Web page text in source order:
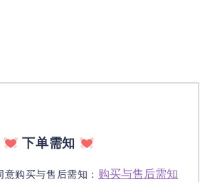
下单需知
购买与售后需知： 购买与售后需知